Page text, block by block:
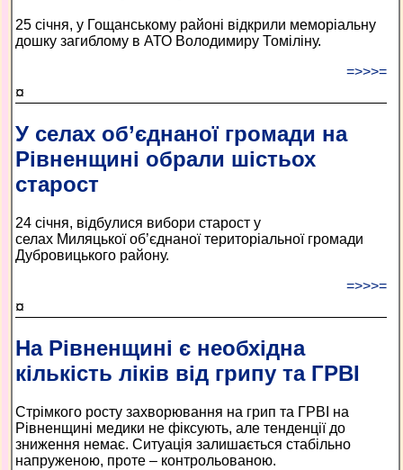
25 січня, у Гощанському районі відкрили меморіальну
дошку загиблому в АТО Володимиру Томіліну.
=>>>=
¤
У селах об’єднаної громади на
Рівненщині обрали шістьох
старост
24 січня, відбулися вибори старост у
селах Миляцької об’єднаної територіальної громади
Дубровицького району.
=>>>=
¤
На Рівненщині є необхідна
кількість ліків від грипу та ГРВІ
Стрімкого росту захворювання на грип та ГРВІ на
Рівненщині медики не фіксують, але тенденції до
зниження немає. Ситуація залишається стабільно
напруженою, проте – контрольованою.